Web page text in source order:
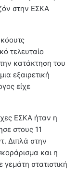
στην ΕΣΚΑ
τελευταίο
κατάκτηση του
εξαιρετική
είχε
ΕΣΚΑ ήταν η
στους 11
Διπλά στην
και η
στατιστική